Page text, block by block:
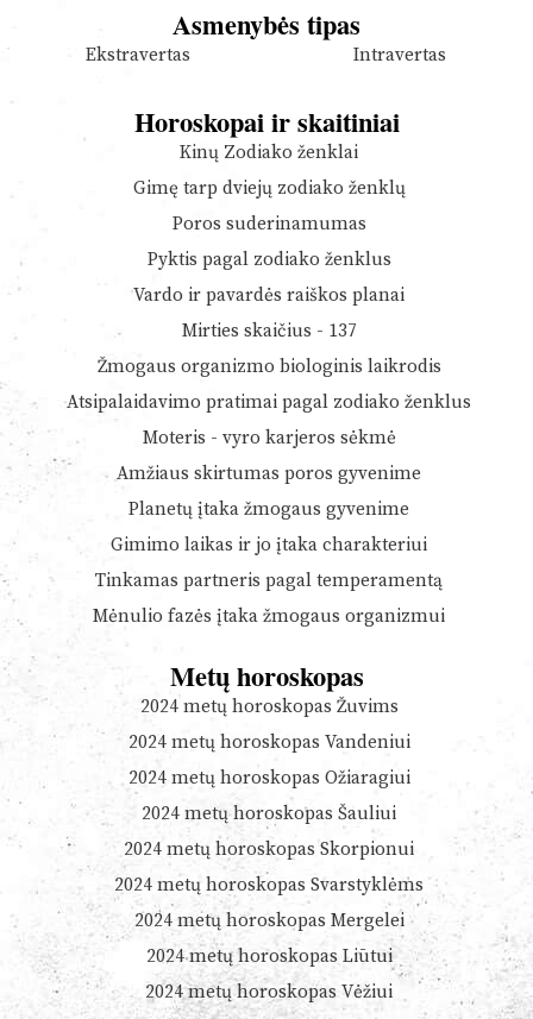
Asmenybės tipas
Ekstravertas Intravertas
Horoskopai ir skaitiniai
Kinų Zodiako ženklai
Gimę tarp dviejų zodiako ženklų
Poros suderinamumas
Pyktis pagal zodiako ženklus
Vardo ir pavardės raiškos planai
Mirties skaičius - 137
Žmogaus organizmo biologinis laikrodis
Atsipalaidavimo pratimai pagal zodiako ženklus
Moteris - vyro karjeros sėkmė
Amžiaus skirtumas poros gyvenime
Planetų įtaka žmogaus gyvenime
Gimimo laikas ir jo įtaka charakteriui
Tinkamas partneris pagal temperamentą
Mėnulio fazės įtaka žmogaus organizmui
Metų horoskopas
2024 metų horoskopas Žuvims
2024 metų horoskopas Vandeniui
2024 metų horoskopas Ožiaragiui
2024 metų horoskopas Šauliui
2024 metų horoskopas Skorpionui
2024 metų horoskopas Svarstyklėms
2024 metų horoskopas Mergelei
2024 metų horoskopas Liūtui
2024 metų horoskopas Vėžiui